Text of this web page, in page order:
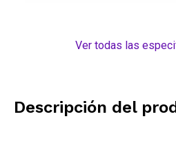
Ver todas las
Descripción del